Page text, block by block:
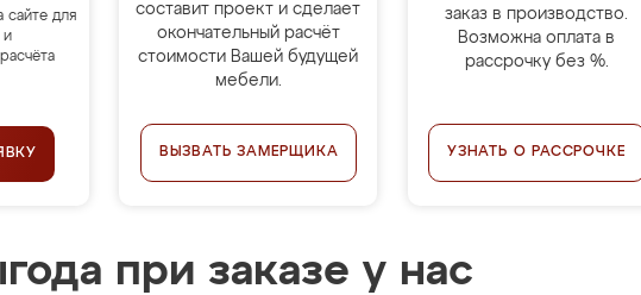
сайте для
и
составит проект и сделает
окончательный расчёт
стоимости Вашей будущей
мебели.
ВЫЗВАТЬ ЗАМЕРЩИКА
заказ в производство.
Возможна оплата в
рассрочку без %.
УЗНАТЬ О РАССРОЧКЕ
при заказе у нас